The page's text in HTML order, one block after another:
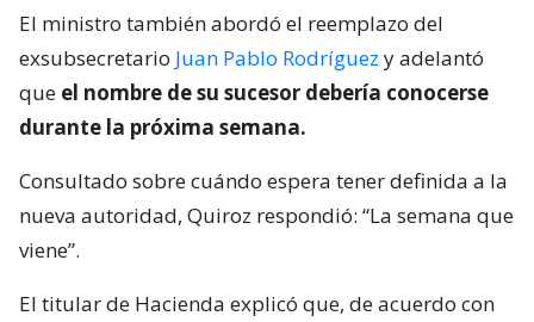
El ministro también abordó el reemplazo del
exsubsecretario Juan Pablo Rodríguez y adelantó
que el nombre de su sucesor debería conocerse
durante la próxima semana.
Consultado sobre cuándo espera tener definida a la
nueva autoridad, Quiroz respondió: “La semana que
viene”.
El titular de Hacienda explicó que, de acuerdo con